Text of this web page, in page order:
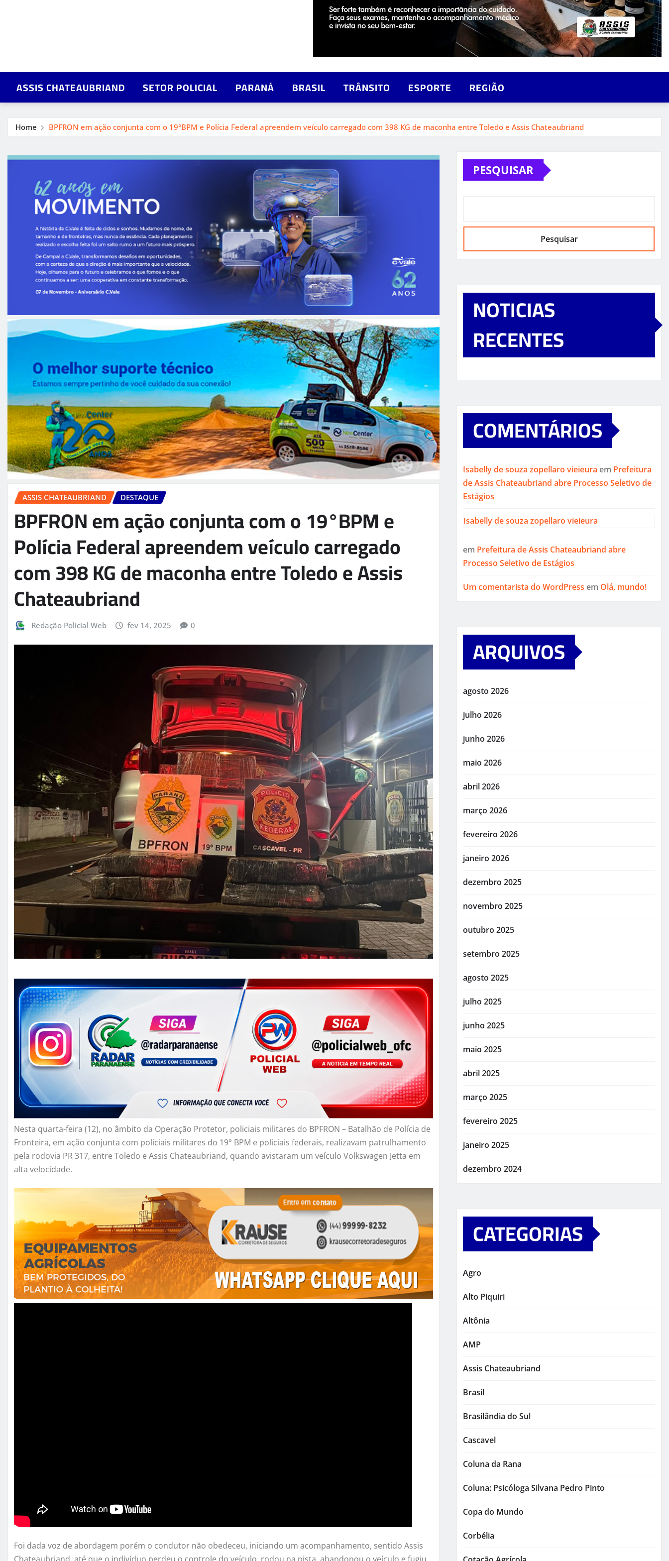
ASSIS CHATEAUBRIAND SETOR POLICIAL PARANÁ BRASIL TRÂNSITO ESPORTE REGIÃO
Home BPFRON em ação conjunta com o 19°BPM e Polícia Federal apreendem veículo carregado com 398 KG de maconha entre Toledo e Assis Chateaubriand
ASSIS CHATEAUBRIAND DESTAQUE
BPFRON em ação conjunta com o 19°BPM e
Polícia Federal apreendem veículo carregado
com 398 KG de maconha entre Toledo e Assis
Chateaubriand
Redação Policial Web fev 14, 2025 0
Nesta quarta-feira (12), no âmbito da Operação Protetor, policiais militares do BPFRON – Batalhão de Polícia de
Fronteira, em ação conjunta com policiais militares do 19° BPM e policiais federais, realizavam patrulhamento
pela rodovia PR 317, entre Toledo e Assis Chateaubriand, quando avistaram um veículo Volkswagen Jetta em
alta velocidade.
Foi dada voz de abordagem porém o condutor não obedeceu, iniciando um acompanhamento, sentido Assis
PESQUISAR
Pesquisar
NOTICIAS
RECENTES
COMENTÁRIOS
Isabelly de souza zopellaro vieieura em Prefeitura
de Assis Chateaubriand abre Processo Seletivo de
Estágios
Isabelly de souza zopellaro vieieura
em Prefeitura de Assis Chateaubriand abre
Processo Seletivo de Estágios
Um comentarista do WordPress em Olá, mundo!
ARQUIVOS
agosto 2026
julho 2026
junho 2026
maio 2026
abril 2026
março 2026
fevereiro 2026
janeiro 2026
dezembro 2025
novembro 2025
outubro 2025
setembro 2025
agosto 2025
julho 2025
junho 2025
maio 2025
abril 2025
março 2025
fevereiro 2025
janeiro 2025
dezembro 2024
CATEGORIAS
Agro
Alto Piquiri
Altônia
AMP
Assis Chateaubriand
Brasil
Brasilândia do Sul
Cascavel
Coluna da Rana
Coluna: Psicóloga Silvana Pedro Pinto
Copa do Mundo
Corbélia